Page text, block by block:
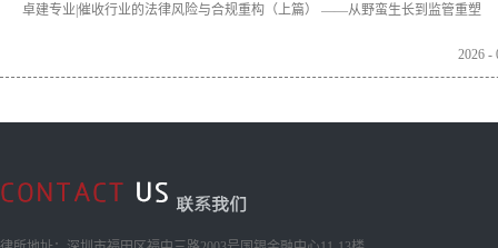
卓建专业|催收行业的法律风险与合规重构（上篇） ——从野蛮生长到监管重塑
2026 -